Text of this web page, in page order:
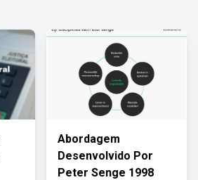
Abordagem
Desenvolvido Por
Peter Senge 1998